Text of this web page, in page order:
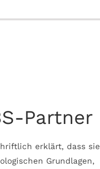
Partner
erklärt, dass sie
Grundlagen,